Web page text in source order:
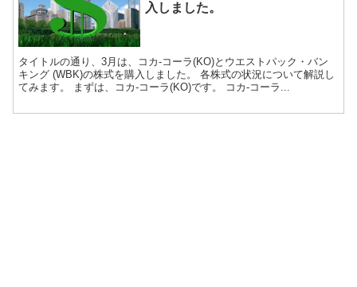
入しました。
タイトルの通り、3月は、コカ-コーラ(KO)とウエストパック・バン
キング (WBK)の株式を購入しました。 各株式の状況について解説し
てみます。 まずは、コカ-コーラ(KO)です。 コカ-コーラ...